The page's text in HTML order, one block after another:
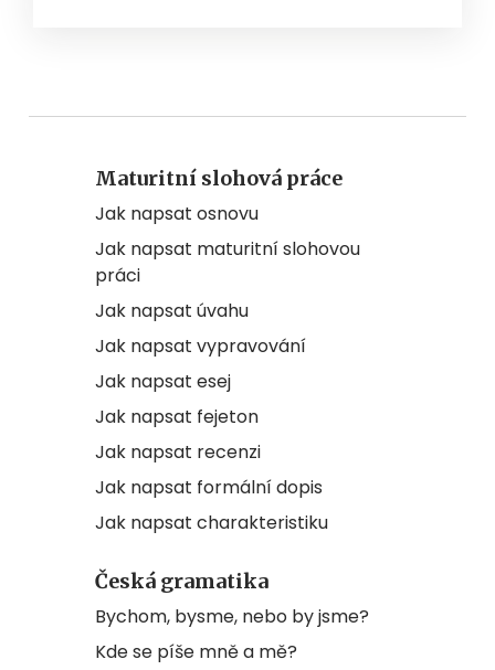
Maturitní slohová práce
Jak napsat osnovu
Jak napsat maturitní slohovou
práci
Jak napsat úvahu
Jak napsat vypravování
Jak napsat esej
Jak napsat fejeton
Jak napsat recenzi
Jak napsat formální dopis
Jak napsat charakteristiku
Česká gramatika
Bychom, bysme, nebo by jsme?
Kde se píše mně a mě?